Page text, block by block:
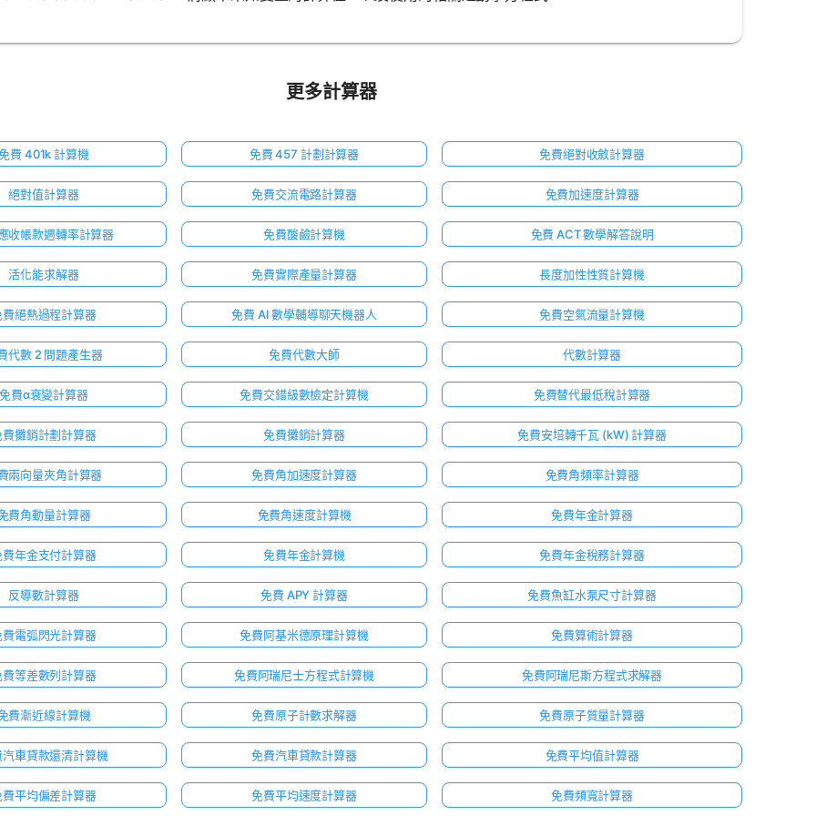
更多計算器
費 401k 計算機 免費 457 計劃計算器 免費絕對收斂計算器
絕對值計算器 免費交流電路計算器 免費加速度計算器
收帳款週轉率計算器 免費酸鹼計算機 免費 ACT 數學解答說明
活化能求解器 免費實際產量計算器 長度加性性質計算機
費絕熱過程計算器 免費 AI 數學輔導聊天機器人 免費空氣流量計算機
代數 2 問題產生器 免費代數大師 代數計算器
免費α衰變計算器 免費交錯級數檢定計算機 免費替代最低稅計算器
費攤銷計劃計算器 免費攤銷計算器 免費安培轉千瓦 (kW) 計算器
兩向量夾角計算器 免費角加速度計算器 免費角頻率計算器
費角動量計算器 免費角速度計算機 免費年金計算器
費年金支付計算器 免費年金計算機 免費年金稅務計算器
反導數計算器 免費 APY 計算器 免費魚缸水泵尺寸計算器
費電弧閃光計算器 免費阿基米德原理計算機 免費算術計算器
費等差數列計算器 免費阿瑞尼士方程式計算機 免費阿瑞尼斯方程式求解器
費漸近線計算機 免費原子計數求解器 免費原子質量計算器
汽車貸款還清計算機 免費汽車貸款計算器 免費平均值計算器
費平均偏差計算器 免費平均速度計算器 免費頻寬計算器